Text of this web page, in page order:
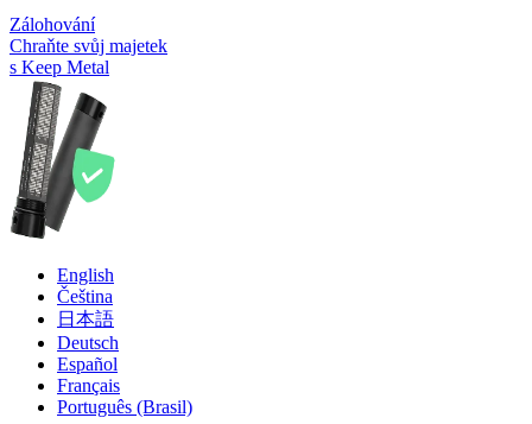
Zálohování
Chraňte svůj majetek
s Keep Metal
English
Čeština
日本語
Deutsch
Español
Français
Português (Brasil)